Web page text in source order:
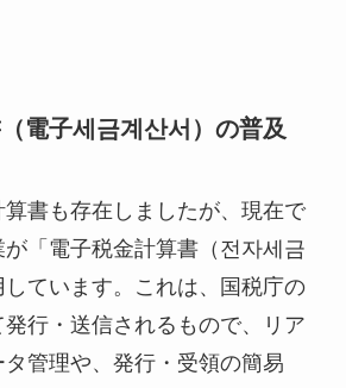
電子세금계산서）の普及
算書も存在しましたが、現在で
「電子税金計算書（전자세금
ています。これは、国税庁の
行・送信されるもので、リア
管理や、発行・受領の簡易